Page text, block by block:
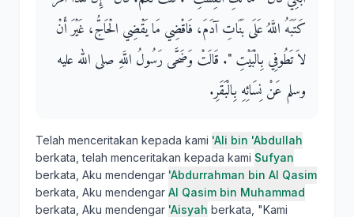
كَتَبَهُ اللَّهُ عَلَى بَنَاتِ آدَمَ، فَاقْضِي مَا يَقْضِي الْحَاجُّ، غَيْرَ أَنْ
لاَ تَطُوفِي بِالْبَيْتِ ‏"‏‏.‏ قَالَتْ وَضَحَّى رَسُولُ اللَّهِ صلى الله عليه
وسلم عَنْ نِسَائِهِ بِالْبَقَرِ‏.‏
Telah menceritakan kepada kami 'Ali bin 'Abdullah
berkata, telah menceritakan kepada kami Sufyan
berkata, Aku mendengar 'Abdurrahman bin Al Qasim
berkata, Aku mendengar Al Qasim bin Muhammad
berkata, Aku mendengar 'Aisyah berkata, "Kami